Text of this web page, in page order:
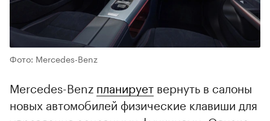
Фото: Mercedes-Benz
Mercedes-Benz планирует вернуть в салоны
новых автомобилей физические клавиши для